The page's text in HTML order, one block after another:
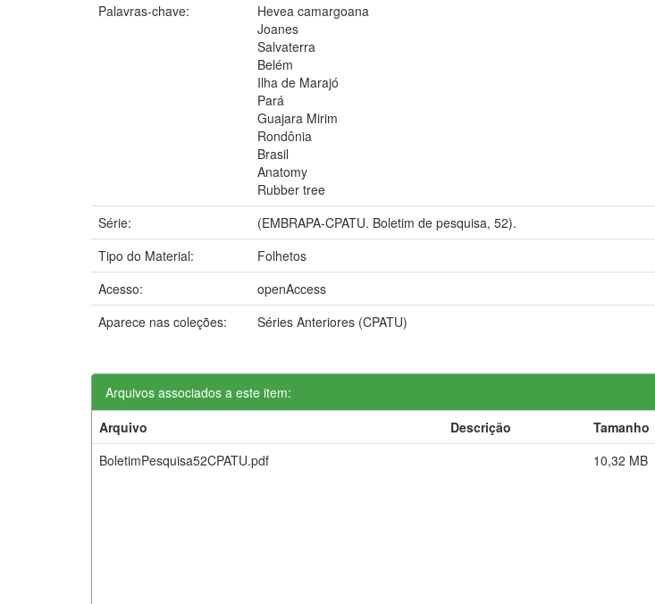
Palavras-chave:
Hevea camargoana
Joanes
Salvaterra
Belém
Ilha de Marajó
Pará
Guajara Mirim
Rondônia
Brasil
Anatomy
Rubber tree
Série:
(EMBRAPA-CPATU. Boletim de pesquisa, 52).
Tipo do Material:
Folhetos
Acesso:
openAccess
Aparece nas coleções:
Séries Anteriores (CPATU)
Arquivos associados a este item:
Arquivo
Descrição Tamanho
BoletimPesquisa52CPATU.pdf
10,32 MB